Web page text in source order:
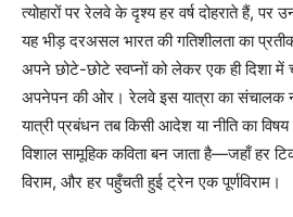
त्योहारों पर रेलवे के दृश्य हर वर्ष दोहराते हैं, पर
यह भीड़ दरअसल भारत की गतिशीलता का
अपने छोटे-छोटे स्वप्नों को लेकर एक ही दिशा
अपनेपन की ओर। रेलवे इस यात्रा का संचालक
यात्री प्रबंधन तब किसी आदेश या नीति का
विशाल सामूहिक कविता बन जाता है—जहाँ हर
विराम, और हर पहुँचती हुई ट्रेन एक पूर्णविराम।